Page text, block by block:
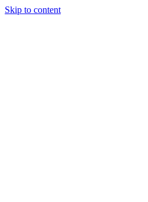
Skip to content